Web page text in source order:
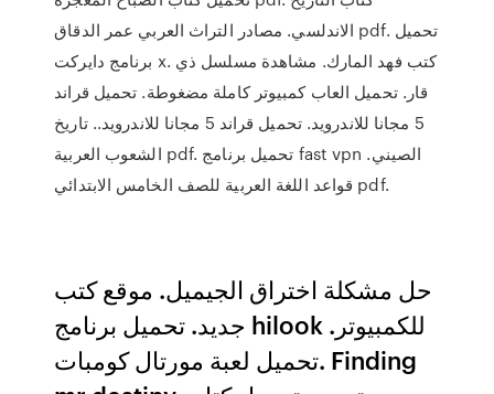
الاندلسي. مصادر التراث العربي عمر الدقاق pdf. تحميل
برنامج دايركت x. كتب فهد المارك. مشاهدة مسلسل ذي
قار. تحميل العاب كمبيوتر كاملة مضغوطة. تحميل قراند
5 مجانا للاندرويد. تحميل قراند 5 مجانا للاندرويد.. تاريخ
الشعوب العربية pdf. تحميل برنامج fast vpn الصيني.
قواعد اللغة العربية للصف الخامس الابتدائي pdf.
حل مشكلة اختراق الجيميل. موقع كتب
جديد. تحميل برنامج hilook للكمبيوتر.
تحميل لعبة مورتال كومبات. Finding